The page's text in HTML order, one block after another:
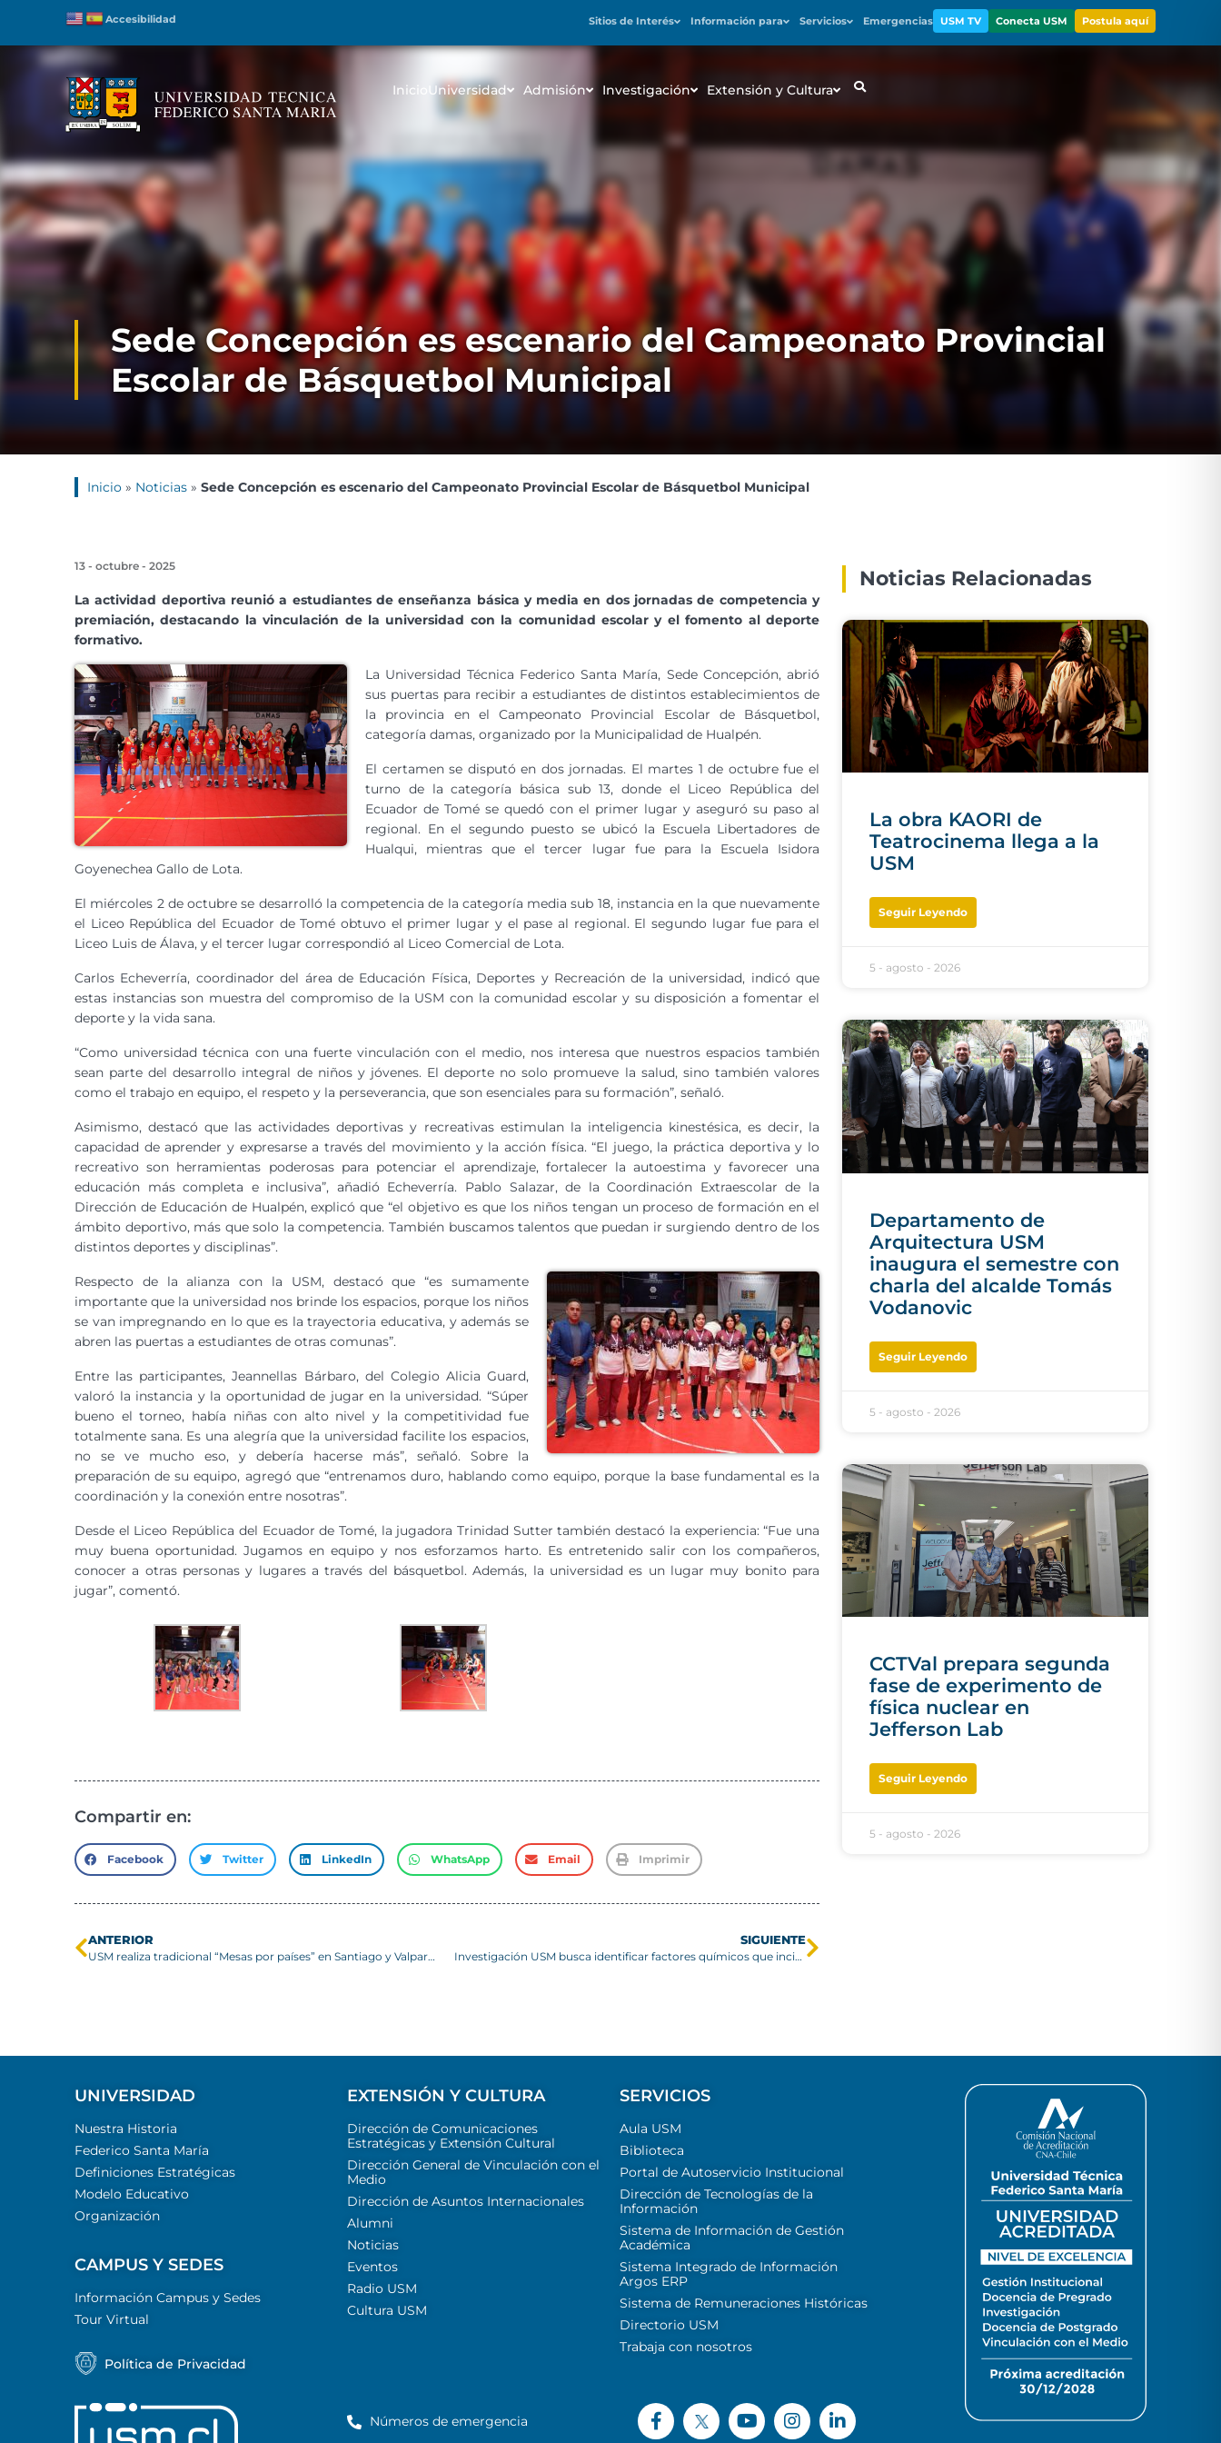
Accesibilidad Sitios de Interés Información para Servicios Emergencias USM TV Conecta USM Postula aquí
Inicio Universidad Admisión Investigación Extensión y Cultura
Sede Concepción es escenario del Campeonato Provincial
Escolar de Básquetbol Municipal
Inicio » Noticias » Sede Concepción es escenario del Campeonato Provincial Escolar de Básquetbol Municipal
13 - octubre - 2025
La actividad deportiva reunió a estudiantes de enseñanza básica y media en dos jornadas de competencia y
premiación, destacando la vinculación de la universidad con la comunidad escolar y el fomento al deporte
formativo.
La Universidad Técnica Federico Santa María, Sede Concepción, abrió
sus puertas para recibir a estudiantes de distintos establecimientos de
la provincia en el Campeonato Provincial Escolar de Básquetbol,
categoría damas, organizado por la Municipalidad de Hualpén.
El certamen se disputó en dos jornadas. El martes 1 de octubre fue el
turno de la categoría básica sub 13, donde el Liceo República del
Ecuador de Tomé se quedó con el primer lugar y aseguró su paso al
regional. En el segundo puesto se ubicó la Escuela Libertadores de
Hualqui, mientras que el tercer lugar fue para la Escuela Isidora
Goyenechea Gallo de Lota.
El miércoles 2 de octubre se desarrolló la competencia de la categoría media sub 18, instancia en la que nuevamente
el Liceo República del Ecuador de Tomé obtuvo el primer lugar y el pase al regional. El segundo lugar fue para el
Liceo Luis de Álava, y el tercer lugar correspondió al Liceo Comercial de Lota.
Carlos Echeverría, coordinador del área de Educación Física, Deportes y Recreación de la universidad, indicó que
estas instancias son muestra del compromiso de la USM con la comunidad escolar y su disposición a fomentar el
deporte y la vida sana.
“Como universidad técnica con una fuerte vinculación con el medio, nos interesa que nuestros espacios también
sean parte del desarrollo integral de niños y jóvenes. El deporte no solo promueve la salud, sino también valores
como el trabajo en equipo, el respeto y la perseverancia, que son esenciales para su formación”, señaló.
Asimismo, destacó que las actividades deportivas y recreativas estimulan la inteligencia kinestésica, es decir, la
capacidad de aprender y expresarse a través del movimiento y la acción física. “El juego, la práctica deportiva y lo
recreativo son herramientas poderosas para potenciar el aprendizaje, fortalecer la autoestima y favorecer una
educación más completa e inclusiva”, añadió Echeverría. Pablo Salazar, de la Coordinación Extraescolar de la
Dirección de Educación de Hualpén, explicó que “el objetivo es que los niños tengan un proceso de formación en el
ámbito deportivo, más que solo la competencia. También buscamos talentos que puedan ir surgiendo dentro de los
distintos deportes y disciplinas”.
Respecto de la alianza con la USM, destacó que “es sumamente
importante que la universidad nos brinde los espacios, porque los niños
se van impregnando en lo que es la trayectoria educativa, y además se
abren las puertas a estudiantes de otras comunas”.
Entre las participantes, Jeannellas Bárbaro, del Colegio Alicia Guard,
valoró la instancia y la oportunidad de jugar en la universidad. “Súper
bueno el torneo, había niñas con alto nivel y la competitividad fue
totalmente sana. Es una alegría que la universidad facilite los espacios,
no se ve mucho eso, y debería hacerse más”, señaló. Sobre la
preparación de su equipo, agregó que “entrenamos duro, hablando como equipo, porque la base fundamental es la
coordinación y la conexión entre nosotras”.
Desde el Liceo República del Ecuador de Tomé, la jugadora Trinidad Sutter también destacó la experiencia: “Fue una
muy buena oportunidad. Jugamos en equipo y nos esforzamos harto. Es entretenido salir con los compañeros,
conocer a otras personas y lugares a través del básquetbol. Además, la universidad es un lugar muy bonito para
jugar”, comentó.
Compartir en:
Facebook Twitter LinkedIn WhatsApp Email Imprimir
ANTERIOR
USM realiza tradicional “Mesas por países” en Santiago y Valparaíso
SIGUIENTE
Investigación USM busca identificar factores químicos que inciden en incendios forestales
Noticias Relacionadas
La obra KAORI de
Teatrocinema llega a la
USM
Seguir Leyendo
5 - agosto - 2026
Departamento de
Arquitectura USM
inaugura el semestre con
charla del alcalde Tomás
Vodanovic
Seguir Leyendo
5 - agosto - 2026
CCTVal prepara segunda
fase de experimento de
física nuclear en
Jefferson Lab
Seguir Leyendo
5 - agosto - 2026
UNIVERSIDAD
Nuestra Historia
Federico Santa María
Definiciones Estratégicas
Modelo Educativo
Organización
CAMPUS Y SEDES
Información Campus y Sedes
Tour Virtual
Política de Privacidad
EXTENSIÓN Y CULTURA
Dirección de Comunicaciones
Estratégicas y Extensión Cultural
Dirección General de Vinculación con el
Medio
Dirección de Asuntos Internacionales
Alumni
Noticias
Eventos
Radio USM
Cultura USM
SERVICIOS
Aula USM
Biblioteca
Portal de Autoservicio Institucional
Dirección de Tecnologías de la
Información
Sistema de Información de Gestión
Académica
Sistema Integrado de Información
Argos ERP
Sistema de Remuneraciones Históricas
Directorio USM
Trabaja con nosotros
Números de emergencia